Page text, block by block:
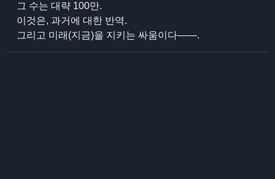
그 수는 대략 100만.
이것은, 과거에 대한 반역.
그리고 미래(지금)을 지키는 싸움이다――.